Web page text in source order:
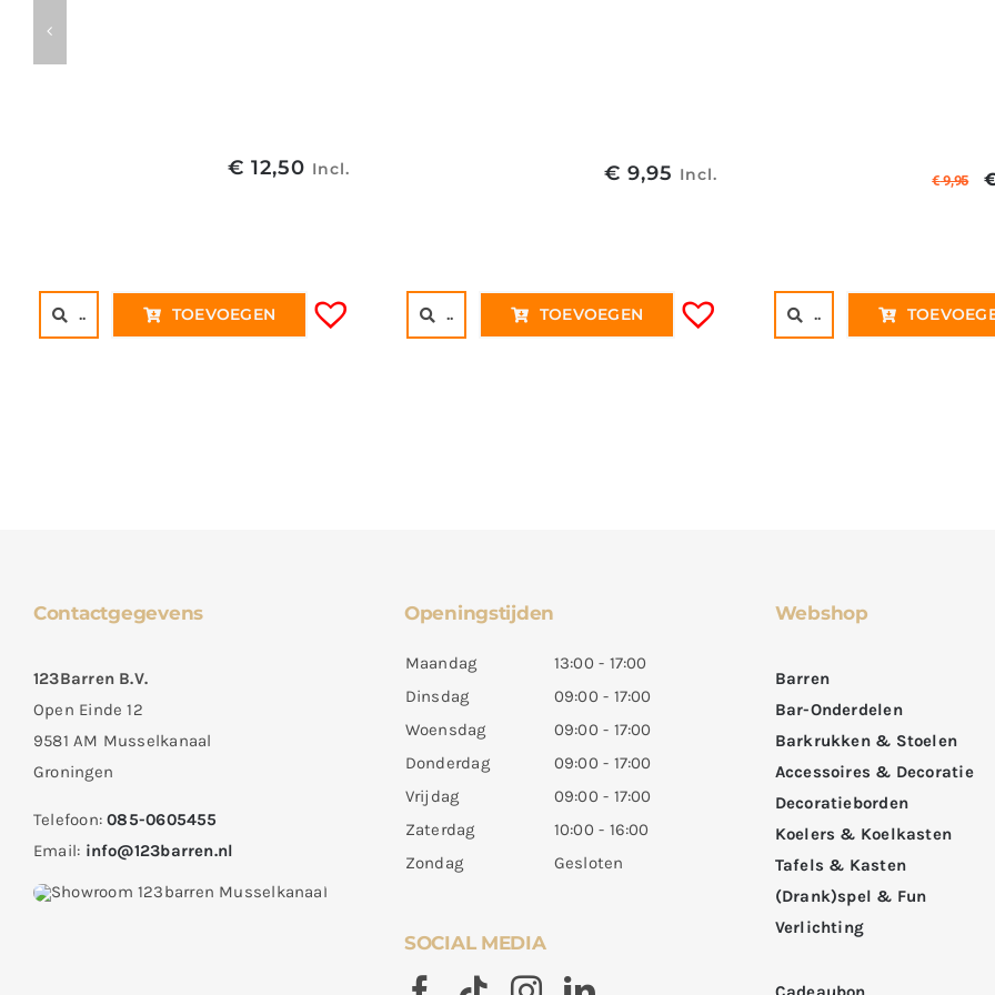
€ 12,50 Incl.
.. TOEVOEGEN
€ 9,95 Incl.
.. TOEVOEGEN
€9,95
..
Contactgegevens
123Barren B.V.
Open Einde 12
9581 AM Musselkanaal
Groningen
Telefoon:085-0605455
Email: info@123barren.nl
Openingstijden
Maandag
13:00 - 17:00
Dinsdag
09:00 - 17:00
Woensdag
09:00 - 17:00
Donderdag
09:00 - 17:00
Vrijdag
09:00 - 17:00
Zaterdag
10:00 - 16:00
Zondag
Gesloten
SOCIAL MEDIA
Webshop
Barren
Bar-Onderdelen
Barkrukken & Stoelen
Accessoires & Decoratie
Decoratieborden
Koelers & Koelkasten
Tafels & Kasten
(Drank)spel & Fun
Verlichting